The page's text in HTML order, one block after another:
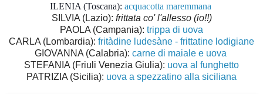
ILENIA (Toscana): acquacotta maremmana
SILVIA (Lazio): frittata co' l'allesso (io!!)
PAOLA (Campania): trippa di uova
CARLA (Lombardia): fritàdine ludesàne - frittatine lodigiane
GIOVANNA (Calabria): carne di maiale e uova
STEFANIA (Friuli Venezia Giulia): uova al funghetto
PATRIZIA (Sicilia): uova a spezzatino alla siciliana